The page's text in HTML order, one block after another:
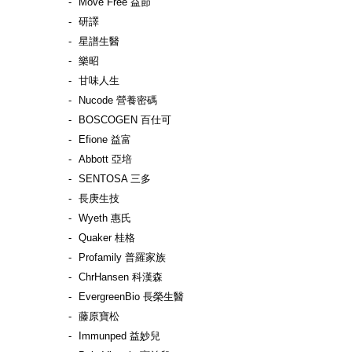
研譯
星譜生醫
樂昭
甘味人生
Nucode 營養密碼
BOSCOGEN 百仕可
Efione 益富
Abbott 亞培
SENTOSA 三多
長庚生技
Wyeth 惠氏
Quaker 桂格
Profamily 普羅家族
ChrHansen 科漢森
EvergreenBio 長榮生醫
藤原寶松
Immunped 益妙兒